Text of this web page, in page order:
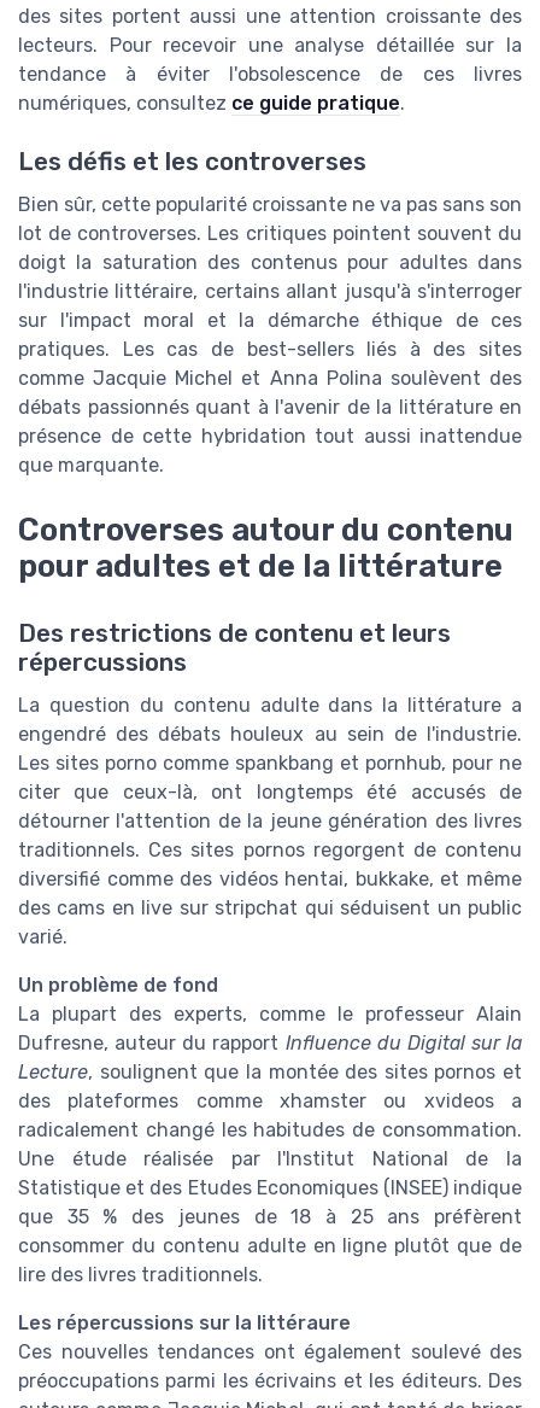
des sites portent aussi une attention croissante des
lecteurs. Pour recevoir une analyse détaillée sur la
tendance à éviter l'obsolescence de ces livres
numériques, consultez ce guide pratique.
Les défis et les controverses
Bien sûr, cette popularité croissante ne va pas sans son
lot de controverses. Les critiques pointent souvent du
doigt la saturation des contenus pour adultes dans
l'industrie littéraire, certains allant jusqu'à s'interroger
sur l'impact moral et la démarche éthique de ces
pratiques. Les cas de best-sellers liés à des sites
comme Jacquie Michel et Anna Polina soulèvent des
débats passionnés quant à l'avenir de la littérature en
présence de cette hybridation tout aussi inattendue
que marquante.
Controverses autour du contenu
pour adultes et de la littérature
Des restrictions de contenu et leurs
répercussions
La question du contenu adulte dans la littérature a
engendré des débats houleux au sein de l'industrie.
Les sites porno comme spankbang et pornhub, pour ne
citer que ceux-là, ont longtemps été accusés de
détourner l'attention de la jeune génération des livres
traditionnels. Ces sites pornos regorgent de contenu
diversifié comme des vidéos hentai, bukkake, et même
des cams en live sur stripchat qui séduisent un public
varié.
Un problème de fond
La plupart des experts, comme le professeur Alain
Dufresne, auteur du rapport Influence du Digital sur la
Lecture, soulignent que la montée des sites pornos et
des plateformes comme xhamster ou xvideos a
radicalement changé les habitudes de consommation.
Une étude réalisée par l'Institut National de la
Statistique et des Etudes Economiques (INSEE) indique
que 35 % des jeunes de 18 à 25 ans préfèrent
consommer du contenu adulte en ligne plutôt que de
lire des livres traditionnels.
Les répercussions sur la littéraure
Ces nouvelles tendances ont également soulevé des
préoccupations parmi les écrivains et les éditeurs. Des